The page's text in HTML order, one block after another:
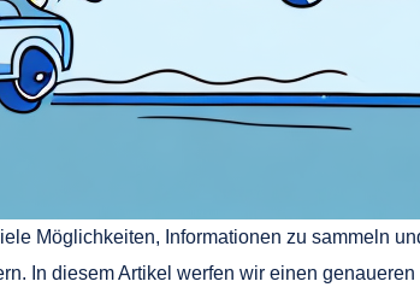
Möglichkeiten, Informationen zu sammeln
In diesem Artikel werfen wir einen